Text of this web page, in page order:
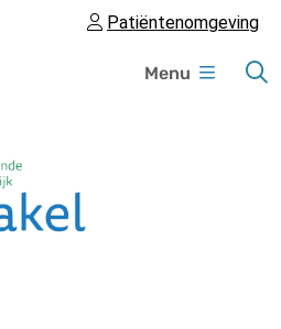
Patiëntenomgeving
Menu